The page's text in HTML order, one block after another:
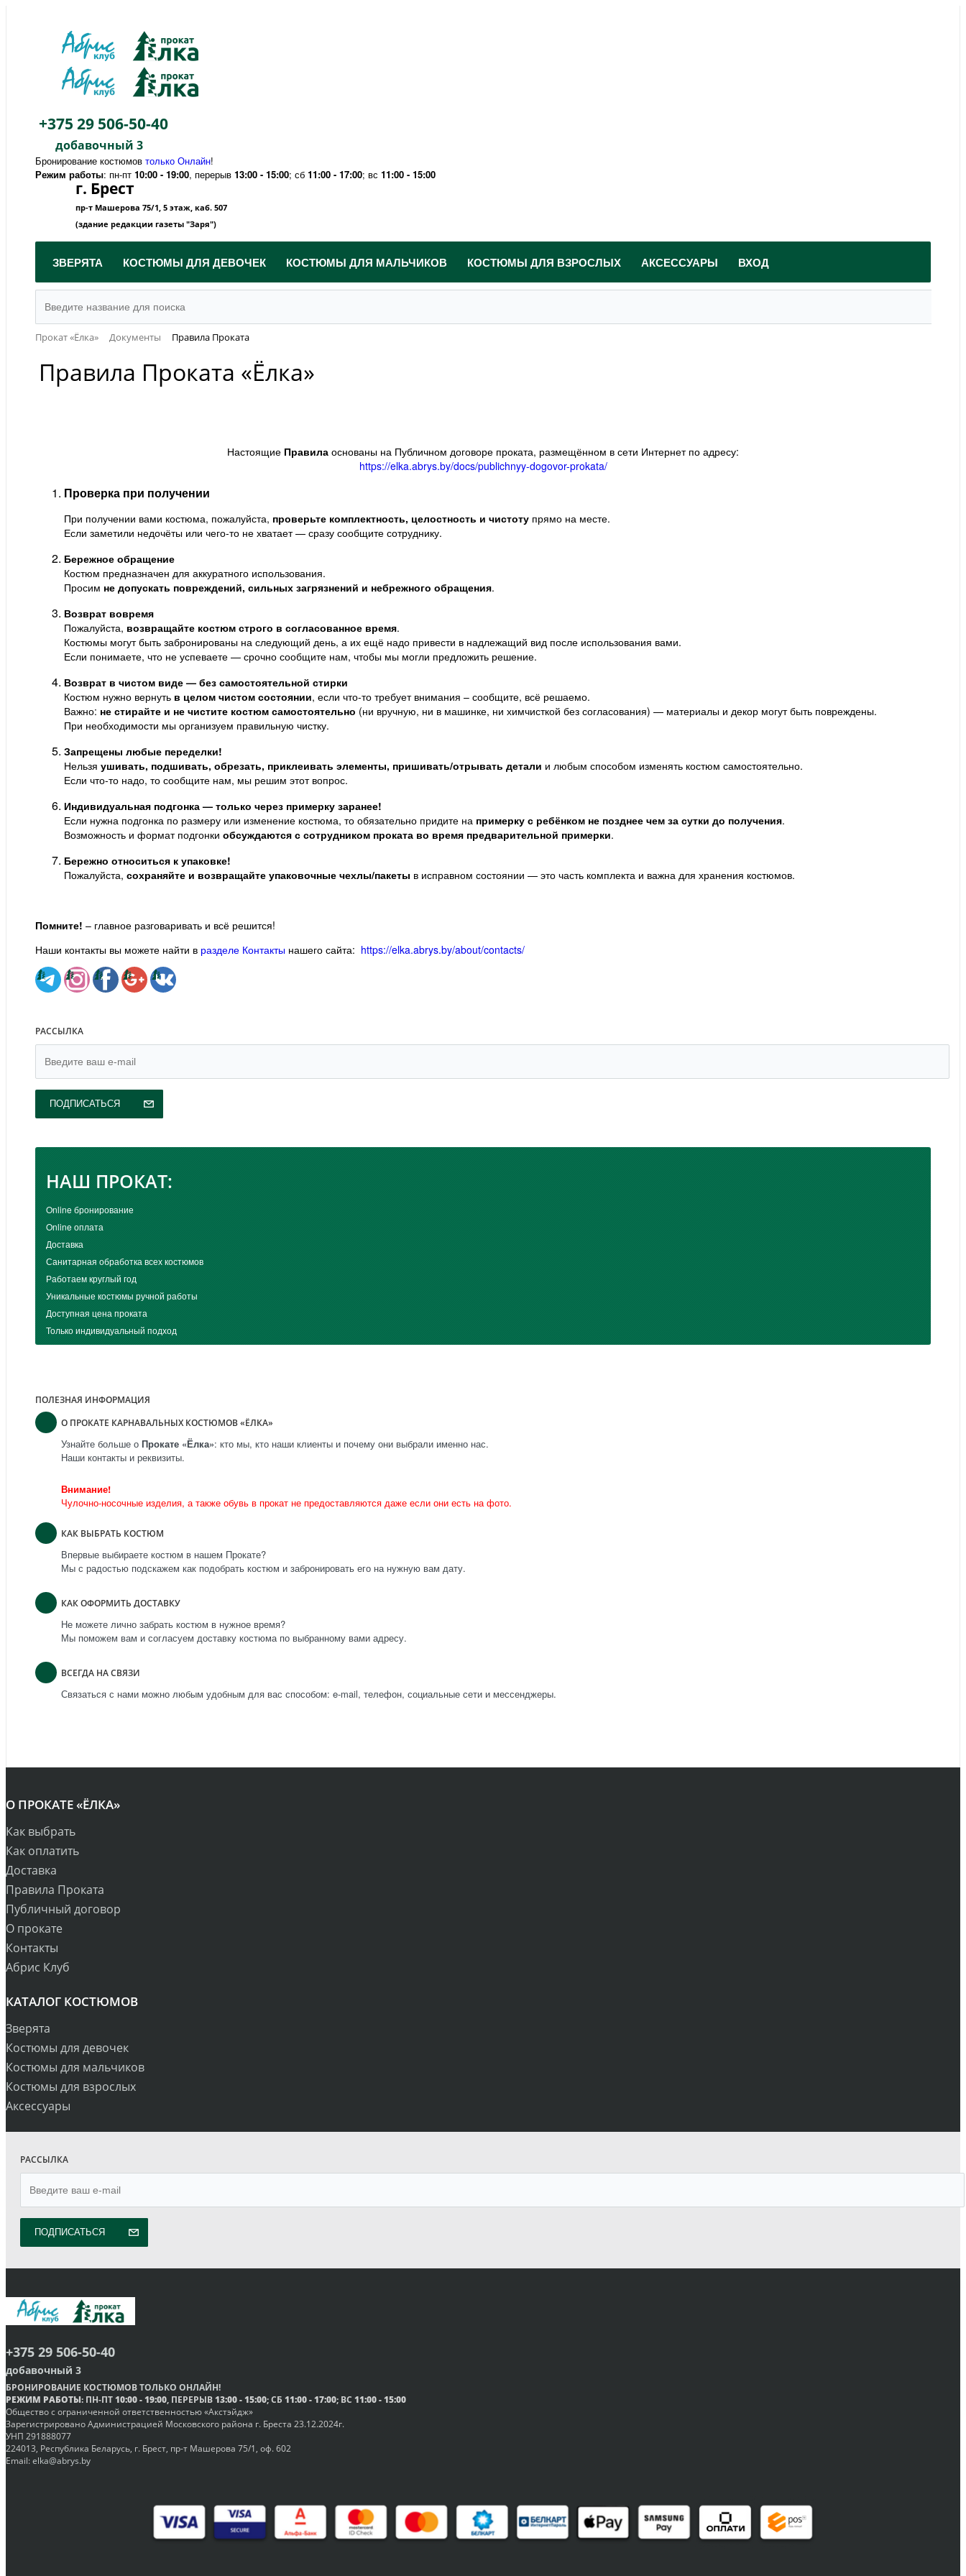
+375 29 506-50-40
добавочный 3
Бронирование костюмов только Онлайн!
Режим работы: пн-пт 10:00 - 19:00, перерыв 13:00 - 15:00; сб 11:00 - 17:00; вс 11:00 - 15:00
г. Брест
пр-т Машерова 75/1, 5 этаж, каб. 507
(здание редакции газеты "Заря")
ЗВЕРЯТА КОСТЮМЫ ДЛЯ ДЕВОЧЕК КОСТЮМЫ ДЛЯ МАЛЬЧИКОВ КОСТЮМЫ ДЛЯ ВЗРОСЛЫХ АКСЕССУАРЫ ВХОД
Прокат «Ёлка» Документы Правила Проката
Правила Проката «Ёлка»
Настоящие Правила основаны на Публичном договоре проката, размещённом в сети Интернет по адресу:
https://elka.abrys.by/docs/publichnyy-dogovor-prokata/
Проверка при получении
При получении вами костюма, пожалуйста, проверьте комплектность, целостность и чистоту прямо на месте.
Если заметили недочёты или чего-то не хватает — сразу сообщите сотруднику.
Бережное обращение
Костюм предназначен для аккуратного использования.
Просим не допускать повреждений, сильных загрязнений и небрежного обращения.
Возврат вовремя
Пожалуйста, возвращайте костюм строго в согласованное время.
Костюмы могут быть забронированы на следующий день, а их ещё надо привести в надлежащий вид после использования вами.
Если понимаете, что не успеваете — срочно сообщите нам, чтобы мы могли предложить решение.
Возврат в чистом виде — без самостоятельной стирки
Костюм нужно вернуть в целом чистом состоянии, если что-то требует внимания – сообщите, всё решаемо.
Важно: не стирайте и не чистите костюм самостоятельно (ни вручную, ни в машинке, ни химчисткой без согласования) — материалы и декор могут быть повреждены.
При необходимости мы организуем правильную чистку.
Запрещены любые переделки!
Нельзя ушивать, подшивать, обрезать, приклеивать элементы, пришивать/отрывать детали и любым способом изменять костюм самостоятельно.
Если что-то надо, то сообщите нам, мы решим этот вопрос.
Индивидуальная подгонка — только через примерку заранее!
Если нужна подгонка по размеру или изменение костюма, то обязательно придите на примерку с ребёнком не позднее чем за сутки до получения.
Возможность и формат подгонки обсуждаются с сотрудником проката во время предварительной примерки.
Бережно относиться к упаковке!
Пожалуйста, сохраняйте и возвращайте упаковочные чехлы/пакеты в исправном состоянии — это часть комплекта и важна для хранения костюмов.
Помните! – главное разговаривать и всё решится!
Наши контакты вы можете найти в разделе Контакты нашего сайта: https://elka.abrys.by/about/contacts/
РАССЫЛКА
ПОДПИСАТЬСЯ
НАШ ПРОКАТ:
Online бронирование
Online оплата
Доставка
Санитарная обработка всех костюмов
Работаем круглый год
Уникальные костюмы ручной работы
Доступная цена проката
Только индивидуальный подход
ПОЛЕЗНАЯ ИНФОРМАЦИЯ
О ПРОКАТЕ КАРНАВАЛЬНЫХ КОСТЮМОВ «ЁЛКА»
Узнайте больше о Прокате «Ёлка»: кто мы, кто наши клиенты и почему они выбрали именно нас.
Наши контакты и реквизиты.
Внимание!
Чулочно-носочные изделия, а также обувь в прокат не предоставляются даже если они есть на фото.
КАК ВЫБРАТЬ КОСТЮМ
Впервые выбираете костюм в нашем Прокате?
Мы с радостью подскажем как подобрать костюм и забронировать его на нужную вам дату.
КАК ОФОРМИТЬ ДОСТАВКУ
Не можете лично забрать костюм в нужное время?
Мы поможем вам и согласуем доставку костюма по выбранному вами адресу.
ВСЕГДА НА СВЯЗИ
Связаться с нами можно любым удобным для вас способом: e-mail, телефон, социальные сети и мессенджеры.
О ПРОКАТЕ «ЁЛКА»
Как выбрать
Как оплатить
Доставка
Правила Проката
Публичный договор
О прокате
Контакты
Абрис Клуб
КАТАЛОГ КОСТЮМОВ
Зверята
Костюмы для девочек
Костюмы для мальчиков
Костюмы для взрослых
Аксессуары
РАССЫЛКА
ПОДПИСАТЬСЯ
+375 29 506-50-40
добавочный 3
БРОНИРОВАНИЕ КОСТЮМОВТОЛЬКО ОНЛАЙН!
РЕЖИМ РАБОТЫ: ПН-ПТ10:00 - 19:00, ПЕРЕРЫВ13:00 - 15:00; СБ 11:00 - 17:00; ВС 11:00 - 15:00
Общество с ограниченной ответственностью «Акстэйдж»
Зарегистрировано Администрацией Московского района г. Бреста 23.12.2024г.
УНП 291888077
224013, Республика Беларусь, г. Брест, пр-т Машерова 75/1, оф. 602
Email:elka@abrys.by